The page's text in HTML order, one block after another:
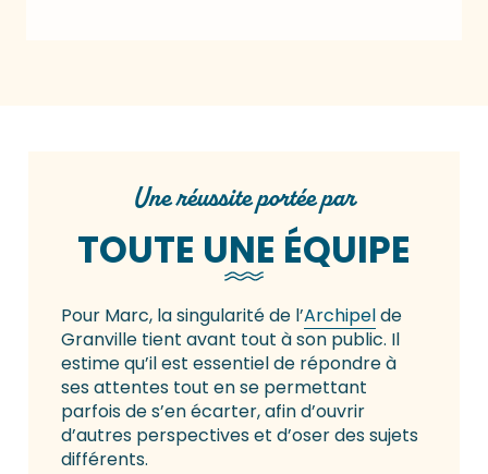
Une réussite portée par
TOUTE UNE ÉQUIPE
Pour Marc, la singularité de l’Archipelde
Granville tient avant tout à son public. Il
estime qu’il est essentiel de répondre à
ses attentes tout en se permettant
parfois de s’en écarter, afin d’ouvrir
d’autres perspectives et d’oser des sujets
différents.